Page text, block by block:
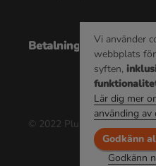
Betalningsalternativ
© 2022 Pluggie AB | Alla
Vi använder
webbplats
syften,
Lär dig mer
använding av
Godkänn
Godkänn